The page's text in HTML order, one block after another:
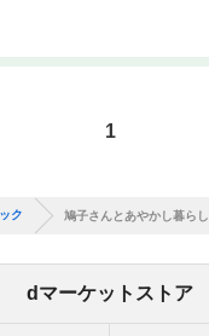
1
ク 鳩子さんとあやかし暮らし
dマーケットストア